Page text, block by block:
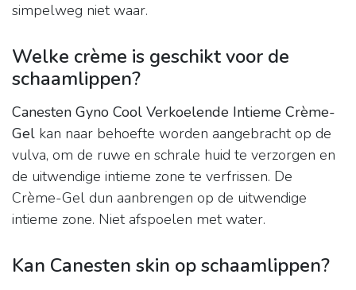
simpelweg niet waar.
Welke crème is geschikt voor de
schaamlippen?
Canesten Gyno Cool Verkoelende Intieme Crème-
Gel kan naar behoefte worden aangebracht op de
vulva, om de ruwe en schrale huid te verzorgen en
de uitwendige intieme zone te verfrissen. De
Crème-Gel dun aanbrengen op de uitwendige
intieme zone. Niet afspoelen met water.
Kan Canesten skin op schaamlippen?